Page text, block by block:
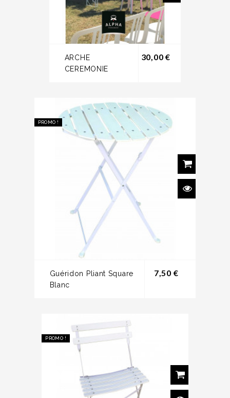
ARCHE
CEREMONIE
30,00 €Prix
PROMO !
Guéridon Pliant Square
Blanc
7,50 €Prix
PROMO !